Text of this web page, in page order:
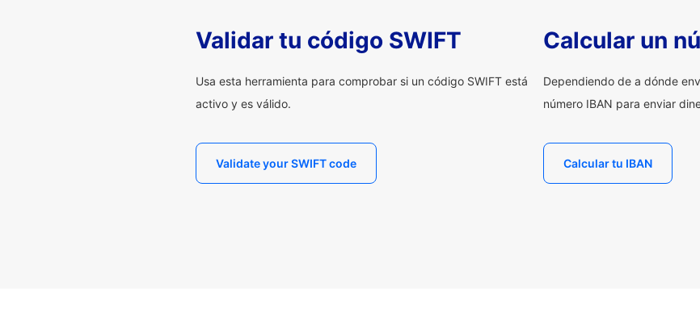
Validar tu código SWIFT
Usa esta herramienta para comprobar si un código SWIFT está
activo y es válido.
Validate your SWIFT code
Calcular un
Dependiendo de a dónde
número IBAN para enviar
Calcular tu IBAN